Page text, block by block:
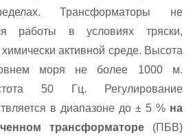
Трансформаторы не
работы в условиях тряски,
активной среде. Высота
моря не более 1000 м.
50 Гц. Регулирование
в диапазоне до ± 5 % на
трансформаторе (ПБВ)